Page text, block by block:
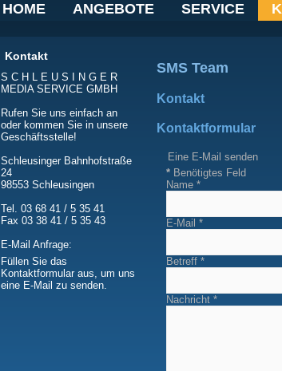
HOME ANGEBOTE SERVICE
Kontakt
S C H L E U S I N G E R
MEDIA SERVICE GMBH
Rufen Sie uns einfach an
oder kommen Sie in unsere
Geschäftsstelle!
Schleusinger Bahnhofstraße
24
98553 Schleusingen
Tel. 03 68 41 / 5 35 41
Fax 03 38 41 / 5 35 43
E-Mail Anfrage:
Füllen Sie das
Kontaktformular aus, um uns
eine E-Mail zu senden.
SMS Team
Kontakt
Kontaktformular
Eine E-Mail senden
*Benötigtes Feld
Name*
E-Mail *
Betreff*
Nachricht*